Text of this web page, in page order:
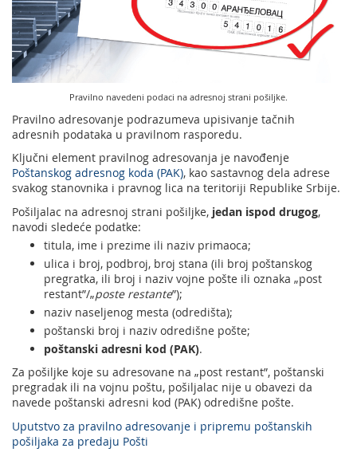
Pravilno adresovanje
Poštanski adresni kod (PAK)
Spisak zabranjenih artikala za uvoz
Punomoćje za uručenje poštanskih pošiljaka
Usluge za Banku Poštansku štedionicu a. d.
Specifične usluge
Mobilna aplikacija Pošte Srbije
Prodaja, izdavanje i zakup nepokretnosti
Pošte Pet friendly
Prodaja i prekonfiguracija TAG uređaja
Pravilno navedeni podaci na adresnoj strani pošiljke.
Pravilno adresovanje podrazumeva upisivanje tačnih
adresnih podataka u pravilnom rasporedu.
Ključni element pravilnog adresovanja je navođenje
Poštanskog adresnog koda (PAK), kao sastavnog dela adrese
svakog stanovnika i pravnog lica na teritoriji Republike Srbije.
Pošiljalac na adresnoj strani pošiljke, jedan ispod drugog,
navodi sledeće podatke:
titula, ime i prezime ili naziv primaoca;
ulica i broj, podbroj, broj stana (ili broj poštanskog
pregratka, ili broj i naziv vojne pošte ili oznaka „post
restant”/„poste restante”);
naziv naseljenog mesta (odredišta);
poštanski broj i naziv odredišne pošte;
poštanski adresni kod (PAK).
Za pošiljke koje su adresovane na „post restant”, poštanski
pregradak ili na vojnu poštu, pošiljalac nije u obavezi da
navede poštanski adresni kod (PAK) odredišne pošte.
Uputstvo za pravilno adresovanje i pripremu poštanskih
pošiljaka za predaju Pošti